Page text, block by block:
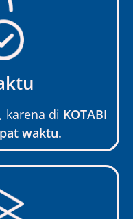
karena di KOTABI
waktu.